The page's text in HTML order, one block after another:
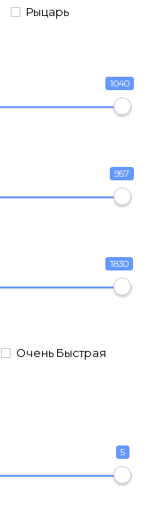
Рыцарь
1040
957
1830
Очень Быстрая
5